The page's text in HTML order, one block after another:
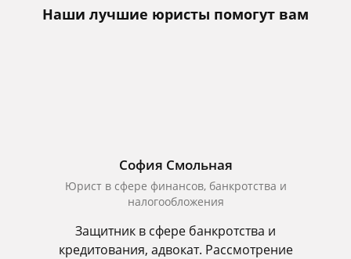
Наши лучшие юристы помогут вам
София Смольная
Юрист в сфере финансов, банкротства и
налогообложения
Защитник в сфере банкротства и
кредитования, адвокат. Рассмотрение